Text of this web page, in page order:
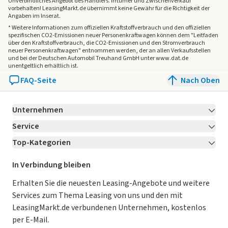
- Passagiersitz-Verstellung- elektrische Sechswege-
Verstellung (Höhe, Rückenlehne und vorwärts/rückwärts)
- Fahrersitz, elektrische Sechswege-Verstellung mit
Lendenwirbelstütze
- ISOFIX und Befestigungspunkte für den oberen Haltegurt
des Kindersitzes hinten (zwei Außensitze)
- Rücksitzbankverstellung, längs verstellbar
oben/unten)
- ISOFIX mit Verankerung oben am Beifahrersitz
- Easy-Entry Einstiegshilfe
Durchlademöglichkeit
- Lenkradmaterial: Kunstleder
- Lenkradverstellung - vierfach, manuell
- Material des Armaturenbretts: Kunstleder-Einfassung
- Multifunktionslenkrad mit physischen Tasten
vorbehalten! LeasingMarkt.de übernimmt keine Gewähr für die Richtigkeit der
Angaben im Inserat.
* Weitere Informationen zum offiziellen Kraftstoffverbrauch und den offiziellen
spezifischen CO2-Emissionen neuer Personenkraftwagen können dem "Leitfaden
über den Kraftstoffverbrauch, die CO2-Emissionen und den Stromverbrauch
neuer Personenkraftwagen" entnommen werden, der an allen Verkaufsstellen
und bei der Deutschen Automobil Treuhand GmbH unter www.dat.de
unentgeltlich erhältlich ist.
FAQ-Seite Nach Oben
Unternehmen
Über LeasingMarkt.de
Karriere Jetzt bewerben!
Für Händler
Kooperation mit AutoScout24
AGB
Datenschutz
Service
Kontakt
Ratgeber
Magazin
Datenschutz-Einstellungen
So funktioniert’s
Top-Kategorien
Leasing Deals
Gebrauchtwagen Leasing
Leasing ohne Anzahlung
E-Auto Leasing
In Verbindung bleiben
Erhalten Sie die neuesten Leasing-Angebote und weitere
Services zum Thema Leasing von uns und den mit
LeasingMarkt.de verbundenen Unternehmen, kostenlos
per E-Mail.